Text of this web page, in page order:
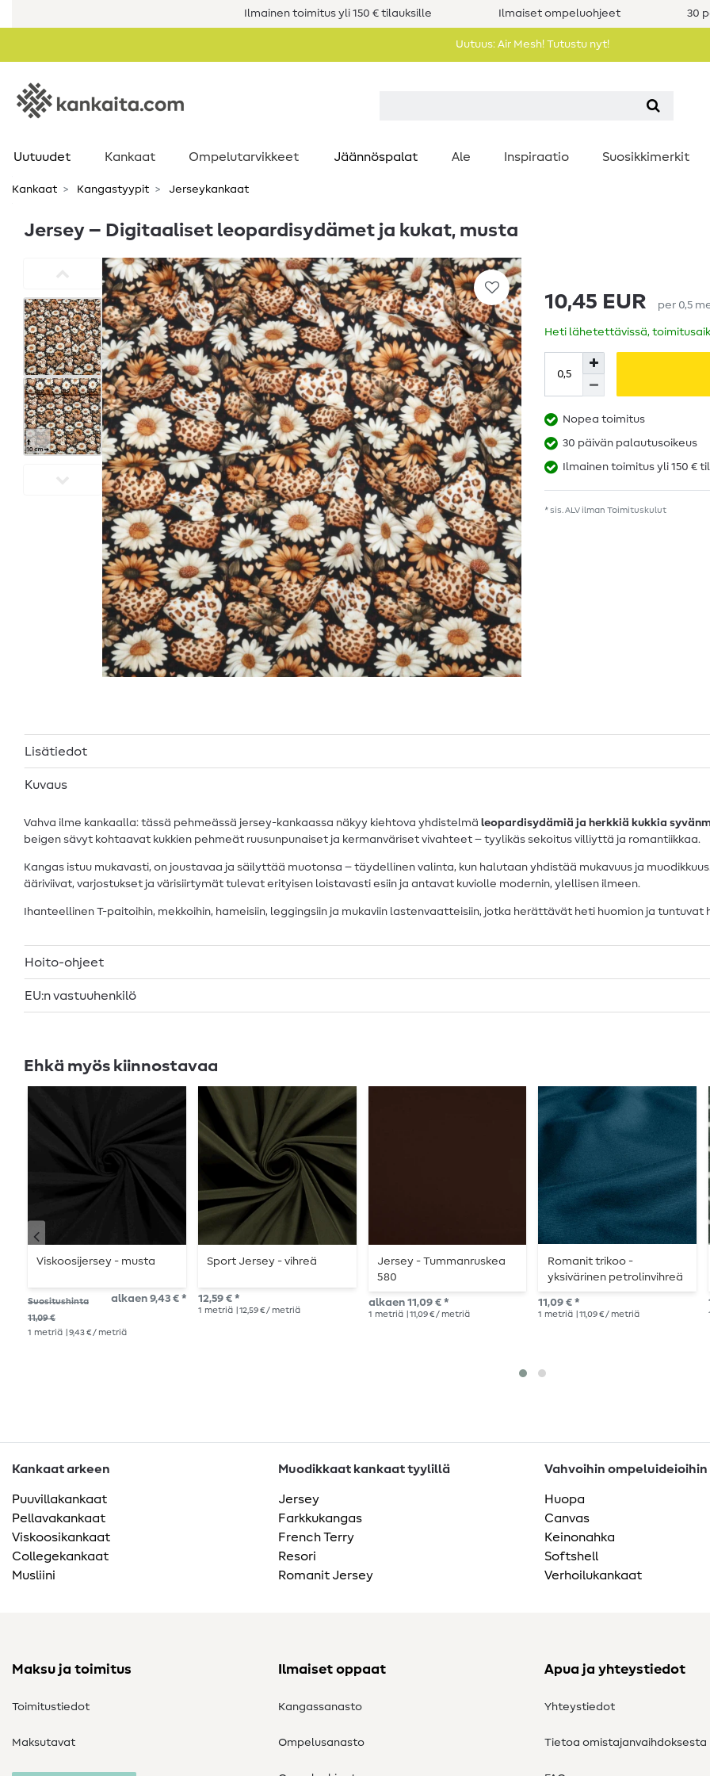
Ilmainen toimitus yli 150 € tilauksille Ilmaiset ompeluohjeet 30
Uutuus: Air Mesh! Tutustu nyt!
Uutuudet Kankaat Ompelutarvikkeet Jäännöspalat Ale Inspiraatio Suosikkimerkit
Kankaat Kangastyypit Jerseykankaat
Jersey – Digitaaliset leopardisydämet ja kukat, musta
10,45 EUR per 0,5
Heti lähetettävissä,
Nopea toimitus
30 päivän palautusoikeus
Ilmainen toimitus yli 150 €
* sis. ALV ilman Toimituskulut
Lisätiedot
Kuvaus
Vahva ilme kankaalla: tässä pehmeässä jersey-kankaassa näkyy kiehtova yhdistelmä leopardisydämiä ja herkkiä kukkia
beigen sävyt kohtaavat kukkien pehmeät ruusunpunaiset ja kermanväriset vivahteet – tyylikäs sekoitus villiyttä ja romantiikkaa.
Kangas istuu mukavasti, on joustavaa ja säilyttää muotonsa – täydellinen valinta, kun halutaan yhdistää mukavuus ja
ääriviivat, varjostukset ja värisiirtymät tulevat erityisen loistavasti esiin ja antavat kuviolle modernin, ylellisen ilmeen.
Ihanteellinen T-paitoihin, mekkoihin, hameisiin, leggingsiin ja mukaviin lastenvaatteisiin, jotka herättävät heti huomion ja tuntuvat
Hoito-ohjeet
EU:n vastuuhenkilö
Ehkä myös kiinnostavaa
Viskoosijersey - musta
Suositushinta
11,09 €
alkaen 9,43 € *
1 metriä | 9,43 € / metriä
Sport Jersey - vihreä
12,59 € *
1 metriä | 12,59 € / metriä
Jersey - Tummanruskea
580
alkaen 11,09 € *
1 metriä | 11,09 € / metriä
Romanit trikoo -
yksivärinen petrolinvihreä
11,09 € *
1 metriä | 11,09 € / metriä
Kankaat arkeen
Puuvillakankaat
Pellavakankaat
Viskoosikankaat
Collegekankaat
Musliini
Muodikkaat kankaat tyylillä
Jersey
Farkkukangas
French Terry
Resori
Romanit Jersey
Vahvoihin ompeluideioihin
Huopa
Canvas
Keinonahka
Softshell
Verhoilukankaat
Maksu ja toimitus
Toimitustiedot
Maksutavat
Ilmaiset oppaat
Kangassanasto
Ompelusanasto
Apua ja yhteystiedot
Yhteystiedot
Tietoa omistajanvaihdoksesta